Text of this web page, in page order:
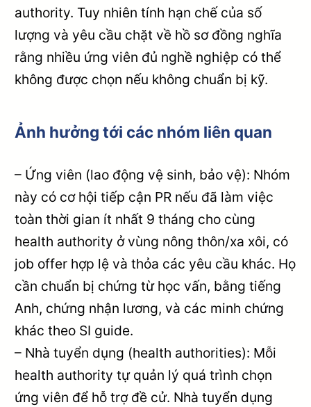
authority. Tuy nhiên tính hạn chế của số
lượng và yêu cầu chặt về hồ sơ đồng nghĩa
rằng nhiều ứng viên đủ nghề nghiệp có thể
không được chọn nếu không chuẩn bị kỹ.
Ảnh hưởng tới các nhóm liên quan
– Ứng viên (lao động vệ sinh, bảo vệ): Nhóm
này có cơ hội tiếp cận PR nếu đã làm việc
toàn thời gian ít nhất 9 tháng cho cùng
health authority ở vùng nông thôn/xa xôi, có
job offer hợp lệ và thỏa các yêu cầu khác. Họ
cần chuẩn bị chứng từ học vấn, bằng tiếng
Anh, chứng nhận lương, và các minh chứng
khác theo SI guide.
– Nhà tuyển dụng (health authorities): Mỗi
health authority tự quản lý quá trình chọn
ứng viên để hỗ trợ đề cử. Nhà tuyển dụng